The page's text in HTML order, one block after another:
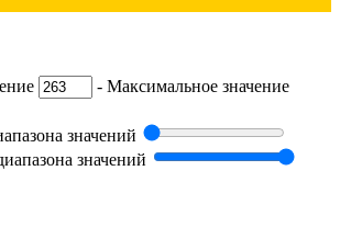
- Максимальное значение
значений
значений